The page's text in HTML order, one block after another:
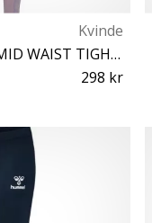
Kvinde
hmlCLEA SEAMLESS MID WAIST TIGHTS
298 kr